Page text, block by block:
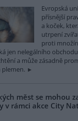
Evropská
přísnější
a koček,
utrpení
proti
jen nelegálního
a může zásadně
měst se mohou
v rámci akce City